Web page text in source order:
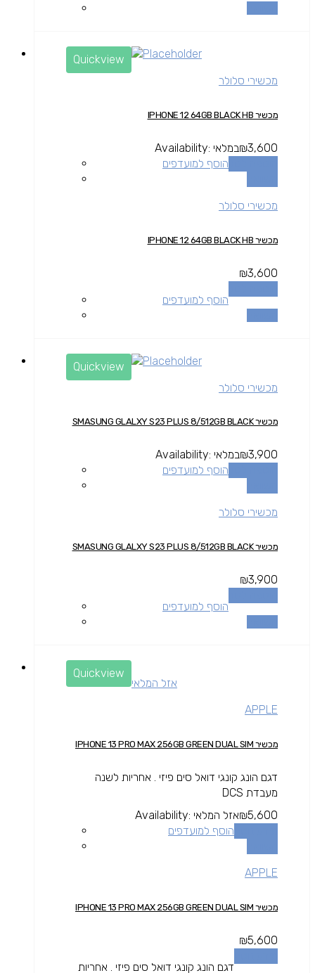
Quickview
מכשירי סלולר
מכשיר IPHONE 12 64GB BLACK HB
₪3,600
Availability: במלאי
הוסף למועדפים
מכשירי סלולר
מכשיר IPHONE 12 64GB BLACK HB
₪3,600
הוסף למועדפים
Quickview
מכשירי סלולר
מכשיר SMASUNG GLALXY S23 PLUS 8/512GB BLACK
₪3,900
Availability: במלאי
הוסף למועדפים
מכשירי סלולר
מכשיר SMASUNG GLALXY S23 PLUS 8/512GB BLACK
₪3,900
הוסף למועדפים
Quickview
אזל המלאי
APPLE
מכשיר IPHONE 13 PRO MAX 256GB GREEN DUAL SIM
דגם הונג קונגי דואל סים פיזי . אחריות לשנה
מעבדת DCS
₪5,600
Availability: אזל המלאי
הוסף למועדפים
APPLE
מכשיר IPHONE 13 PRO MAX 256GB GREEN DUAL SIM
₪5,600
דגם הונג קונגי דואל סים פיזי . אחריות